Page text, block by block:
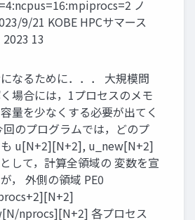
ノ
9/21 KOBE HPCサマース
2023 13
になるために．．． 大規模問
場合には，1プロセスのメモ
量を少なくする必要が出てく
回のプログラムでは，どのプ
も u[N+2][N+2], u_new[N+2]
して，計算全領域の 変数を宣
， 外側の領域 PE0
nprocs][N+2] 各プロセス